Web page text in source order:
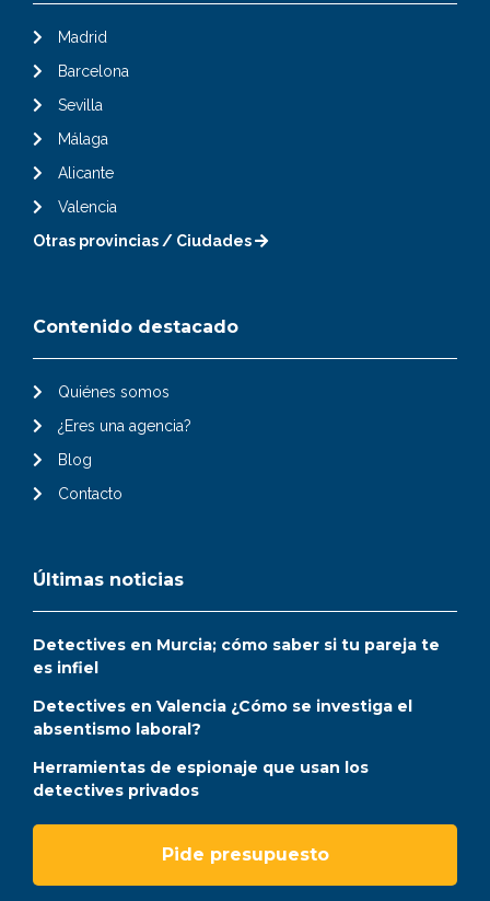
Madrid
Barcelona
Sevilla
Málaga
Alicante
Valencia
Otras provincias / Ciudades
Contenido destacado
Quiénes somos
¿Eres una agencia?
Blog
Contacto
Últimas noticias
Detectives en Murcia; cómo saber si tu pareja te
es infiel
Detectives en Valencia ¿Cómo se investiga el
absentismo laboral?
Herramientas de espionaje que usan los
detectives privados
Pide presupuesto